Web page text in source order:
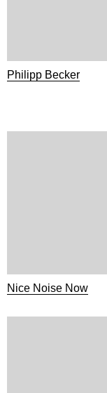
Philipp Becker
Nice Noise Now